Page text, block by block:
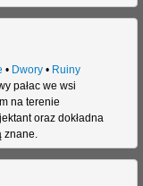
• Dwory• Ruiny
pałac we wsi
na terenie
oraz dokładna